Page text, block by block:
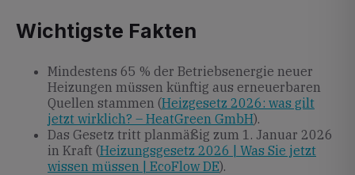
Wichtigste Fakten
Mindestens 65 % der Betriebsenergie neuer
Heizungen müssen künftig aus erneuerbaren
Quellen stammen (Heizgesetz 2026: was gilt
jetzt wirklich? – HeatGreen GmbH).
Das Gesetz tritt planmäßig zum 1. Januar 2026
in Kraft (Heizungsgesetz 2026 | Was Sie jetzt
wissen müssen | EcoFlow DE).